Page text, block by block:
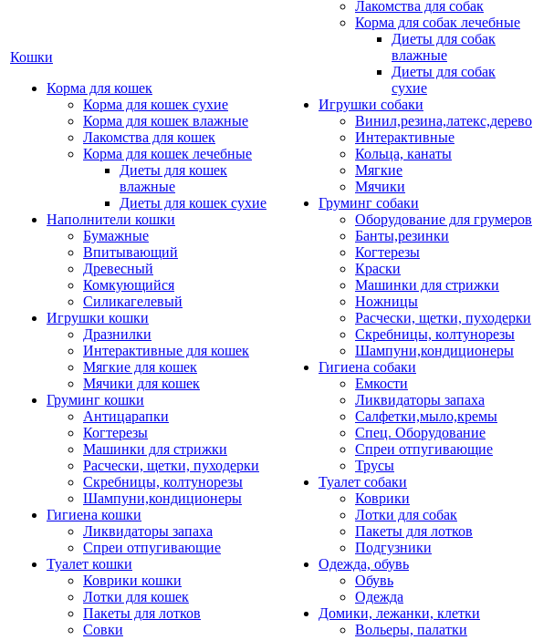
Кошки
Корма для кошек
Корма для кошек сухие
Корма для кошек влажные
Лакомства для кошек
Корма для кошек лечебные
Диеты для кошек
влажные
Диеты для кошек сухие
Наполнители кошки
Бумажные
Впитывающий
Древесный
Комкующийся
Силикагелевый
Игрушки кошки
Дразнилки
Интерактивные для кошек
Мягкие для кошек
Мячики для кошек
Груминг кошки
Антицарапки
Когтерезы
Машинки для стрижки
Расчески, щетки, пуходерки
Скребницы, колтунорезы
Шампуни,кондиционеры
Гигиена кошки
Ликвидаторы запаха
Спреи отпугивающие
Туалет кошки
Коврики кошки
Лотки для кошек
Пакеты для лотков
Совки
Лакомства для собак
Корма для собак лечебные
Диеты для собак
влажные
Диеты для собак
сухие
Игрушки собаки
Винил,резина,латекс,дерево
Интерактивные
Кольца, канаты
Мягкие
Мячики
Груминг собаки
Оборудование для грумеров
Банты,резинки
Когтерезы
Краски
Машинки для стрижки
Ножницы
Расчески, щетки, пуходерки
Скребницы, колтунорезы
Шампуни,кондиционеры
Гигиена собаки
Емкости
Ликвидаторы запаха
Салфетки,мыло,кремы
Спец. Оборудование
Спреи отпугивающие
Трусы
Туалет собаки
Коврики
Лотки для собак
Пакеты для лотков
Подгузники
Одежда, обувь
Обувь
Одежда
Домики, лежанки, клетки
Вольеры, палатки